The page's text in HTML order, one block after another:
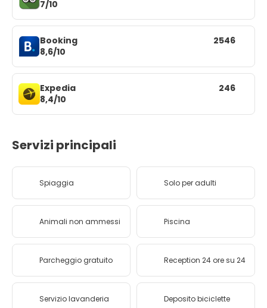
7/10
Booking
8,6/10
2546
Expedia
8,4/10
246
Servizi principali
Spiaggia Solo per adulti
Animali non ammessi Piscina
Parcheggio gratuito Reception 24 ore su 24
Servizio lavanderia Deposito biciclette